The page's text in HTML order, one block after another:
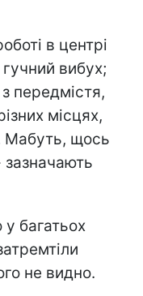
в центрі
вибух;
передмістя,
місцях,
Мабуть, щось
багатьох
не видно.